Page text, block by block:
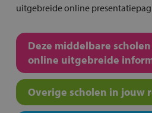
uitgebreide online
Deze middelbare
online uitgebreide
Overige scholen in jouw